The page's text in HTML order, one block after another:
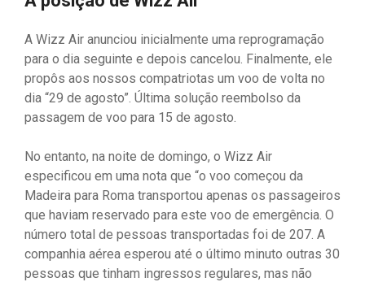
A Wizz Air anunciou inicialmente uma reprogramação
para o dia seguinte e depois cancelou. Finalmente, ele
propôs aos nossos compatriotas um voo de volta no
dia “29 de agosto”. Última solução reembolso da
passagem de voo para 15 de agosto.
No entanto, na noite de domingo, o Wizz Air
especificou em uma nota que “o voo começou da
Madeira para Roma transportou apenas os passageiros
que haviam reservado para este voo de emergência. O
número total de pessoas transportadas foi de 207. A
companhia aérea esperou até o último minuto outras 30
pessoas que tinham ingressos regulares, mas não